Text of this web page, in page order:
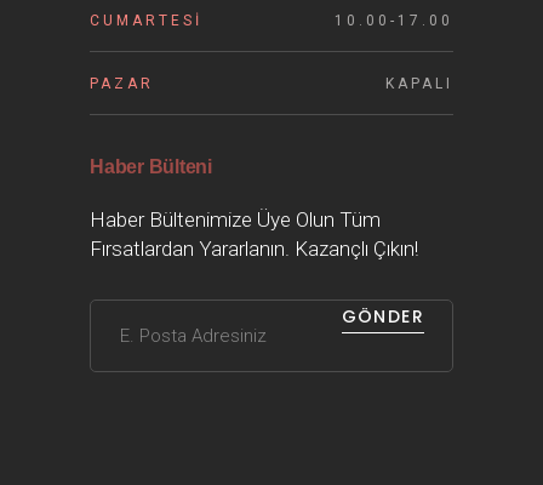
CUMARTESI 10.00-17.00
PAZAR KAPALI
Haber Bülteni
Haber Bültenimize Üye Olun Tüm
Fırsatlardan Yararlanın. Kazançlı Çıkın!
GÖNDER